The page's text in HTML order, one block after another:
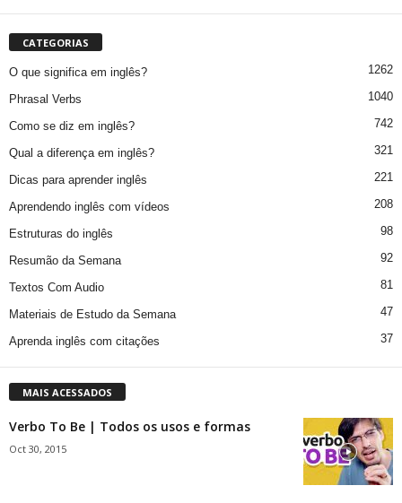
CATEGORIAS
O que significa em inglês? 1262
Phrasal Verbs 1040
Como se diz em inglês? 742
Qual a diferença em inglês? 321
Dicas para aprender inglês 221
Aprendendo inglês com vídeos 208
Estruturas do inglês 98
Resumão da Semana 92
Textos Com Audio 81
Materiais de Estudo da Semana 47
Aprenda inglês com citações 37
MAIS ACESSADOS
Verbo To Be | Todos os usos e formas
Oct 30, 2015